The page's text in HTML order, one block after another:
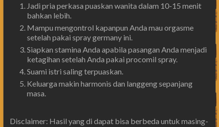
Jadi pria perkasa puaskan wanita dalam 10-15 menit
bahkan lebih.
Mampu mengontrol kapanpun Anda mau orgasme
setelah pakai spray germany ini.
Siapkan stamina Anda apabila pasangan Anda menjadi
ketagihan setelah Anda pakai procomil spray.
Suami istri saling terpuaskan.
Keluarga makin harmonis dan langgeng sepanjang
masa.
Disclaimer: Hasil yang di dapat bisa berbeda untuk masing-